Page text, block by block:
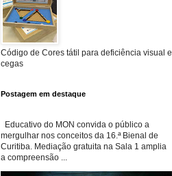
Código de Cores tátil para deficiência visual e
cegas
Postagem em destaque
Educativo do MON convida o público a
mergulhar nos conceitos da 16.ª Bienal de
Curitiba. Mediação gratuita na Sala 1 amplia
a compreensão ...